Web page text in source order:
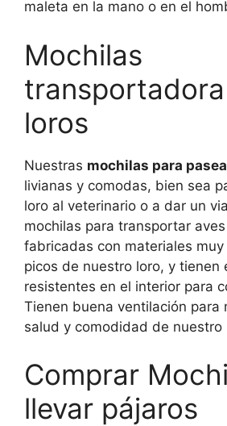
maleta en la mano o en el
Mochilas
loros
Nuestras mochilas para
livianas y comodas, bien sea
loro al veterinario o a dar un
mochilas para transportar
fabricadas con materiales
picos de nuestro loro, y tienen
resistentes en el interior para
Tienen buena ventilación para
salud y comodidad de nuestro
Comprar
llevar pájaros